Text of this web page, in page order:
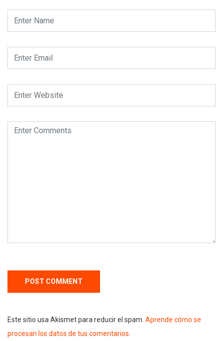
Este sitio usa Akismet para reducir el spam. Aprende cómo se
procesan los datos de tus comentarios